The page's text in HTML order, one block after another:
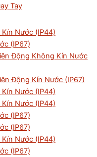
Tay
Nước (IP44)
(IP67)
Động Không Kín Nước
Động Kín Nước (IP67)
Nước (IP44)
Nước (IP44)
(IP67)
(IP67)
Nước (IP44)
(IP67)